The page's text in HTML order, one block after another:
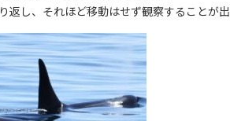
返し、それほど移動はせず観察することが出